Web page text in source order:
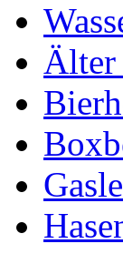
Älter